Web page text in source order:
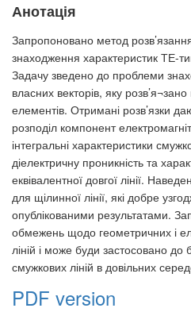
Анотація
Запропоновано метод
знаходження характеристик ТЕ-
Задачу зведено до проблеми
власних векторів, яку
елементів. Отримані розв’язки
розподіл компонент
інтегральні характеристики
діелектричну проникність та
еквівалентної довгої лінії.
для щілинної лінії, які добре
опублікованими результатами.
обмежень щодо геометричних і
ліній і може буди застосовано до
смужкових ліній в довільних
PDF version